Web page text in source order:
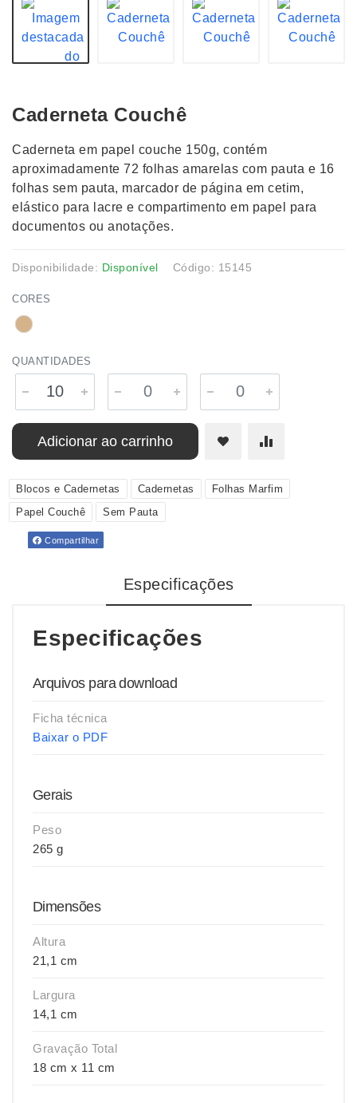
Caderneta Couchê
Caderneta em papel couche 150g, contém
aproximadamente 72 folhas amarelas com pauta e 16
folhas sem pauta, marcador de página em cetim,
elástico para lacre e compartimento em papel para
documentos ou anotações.
Disponibilidade: Disponível Código: 15145
CORES
QUANTIDADES
Adicionar ao carrinho
Blocos e Cadernetas Cadernetas
Folhas Marfim
Papel Couchê
Sem Pauta
Compartilhar
Especificações
Especificações
Arquivos para download
Ficha técnica
Baixar o PDF
Gerais
Peso
265 g
Dimensões
Altura
21,1 cm
Largura
14,1 cm
Gravação Total
18 cm x 11 cm